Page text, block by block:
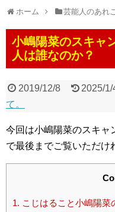
ホーム 芸能人のあれ
小嶋陽菜のスキャ
人は誰なのか？
2019/12/8 2025/1/
て。
今回は小嶋陽菜のスキャ
で最後までご覧いただけ
1. こじはること小嶋陽菜